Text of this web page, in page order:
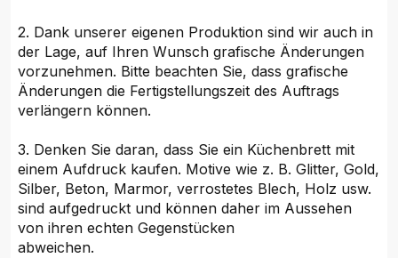
2. Dank unserer eigenen Produktion sind wir auch in
der Lage, auf Ihren Wunsch grafische Änderungen
vorzunehmen. Bitte beachten Sie, dass grafische
Änderungen die Fertigstellungszeit des Auftrags
verlängern können.
3. Denken Sie daran, dass Sie ein Küchenbrett mit
einem Aufdruck kaufen. Motive wie z. B. Glitter, Gold,
Silber, Beton, Marmor, verrostetes Blech, Holz usw.
sind aufgedruckt und können daher im Aussehen
von ihren echten Gegenstücken
abweichen.